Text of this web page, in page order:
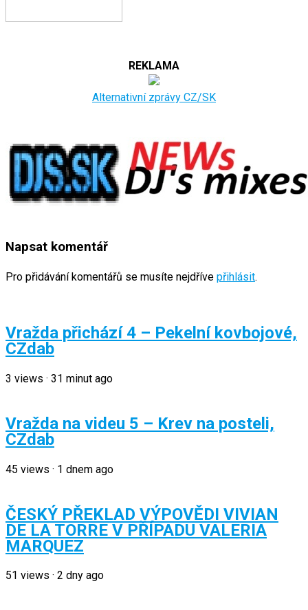
REKLAMA
Alternativní zprávy CZ/SK
Napsat komentář
Pro přidávání komentářů se musíte nejdříve přihlásit.
Vražda přichází 4 – Pekelní kovbojové,
CZdab
3 views · 31 minut ago
Vražda na videu 5 – Krev na posteli,
CZdab
45 views · 1 dnem ago
ČESKÝ PŘEKLAD VÝPOVĚDI VIVIAN
DE LA TORRE V PŘÍPADU VALERIA
MARQUEZ
51 views · 2 dny ago